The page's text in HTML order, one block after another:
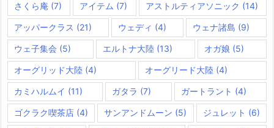
さくら庵 (7) アイテム (7) アストルティアソニック (14)
アッパークラス (21) ウェディ (4) ウェナ諸島 (9)
ウェ子集会 (5) エルトナ大陸 (13) オガ娘 (5)
オーグリッド大陸 (4) オーグリード大陸 (4)
カミハルムイ (11) ガタラ (7) ガートラント (4)
ゴクラク喫茶店 (4) サンアンドムーン (5) ジュレット (6)